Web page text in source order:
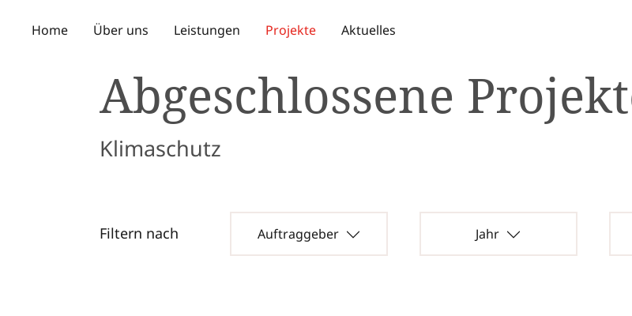
Home Über uns Leistungen Projekte Aktuelles
Abgeschlossene
Klimaschutz
Filtern nach Auftraggeber Jahr